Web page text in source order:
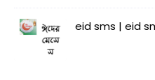
eid sms | eid